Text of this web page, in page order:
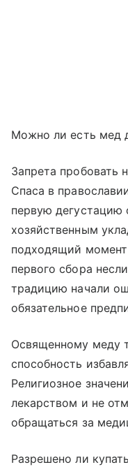
Можно ли есть мед
Запрета пробовать
Спаса в
первую дегустацию
хозяйственным
подходящий момент
первого сбора
традицию начали
обязательное
Освященному меду
способность
Религиозное
лекарством и не
обращаться за
Разрешено ли